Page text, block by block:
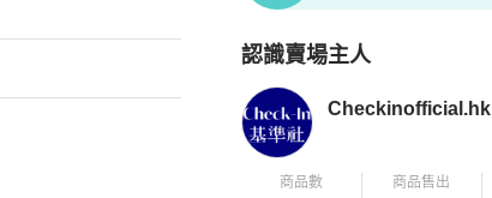
認識賣場主人
PopChill 拍拍圈嚴選賣家
Checkinofficial.hk
商品數 商品售出
時間❤️